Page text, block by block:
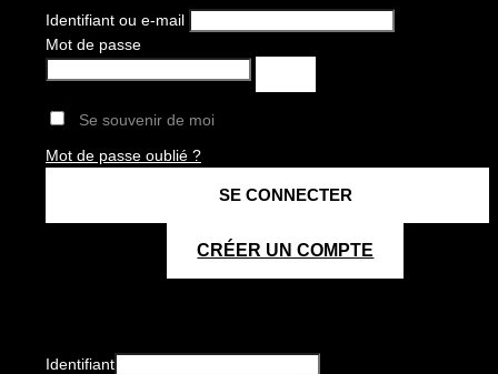
Identifiant ou e-mail
Mot de passe
Se souvenir de moi
Mot de passe oublié ?
CRÉER UN COMPTE
Identifiant